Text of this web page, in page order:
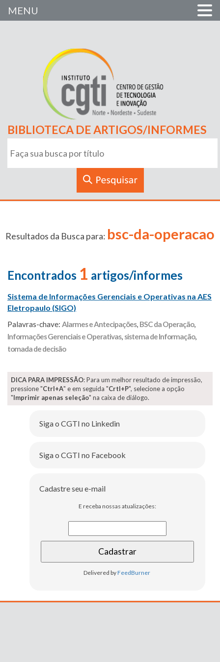
BIBLIOTECA DE ARTIGOS/INFORMES
Resultados da Busca para: bsc-da-operacao
Encontrados 1 artigos/informes
Sistema de Informações Gerenciais e Operativas na AES
Eletropaulo (SIGO)
Palavras-chave: Alarmes e Antecipações, BSC da Operação,
Informações Gerenciais e Operativas, sistema de Informação,
tomada de decisão
DICA PARA IMPRESSÃO: Para um melhor resultado de impressão,
pressione "Ctrl+A" e em seguida "Crtl+P", selecione a opção
"Imprimir apenas seleção" na caixa de diálogo.
Siga o CGTI no Linkedin
Siga o CGTI no Facebook
Cadastre seu e-mail
E receba nossas atualizações:
Delivered byFeedBurner
MENU